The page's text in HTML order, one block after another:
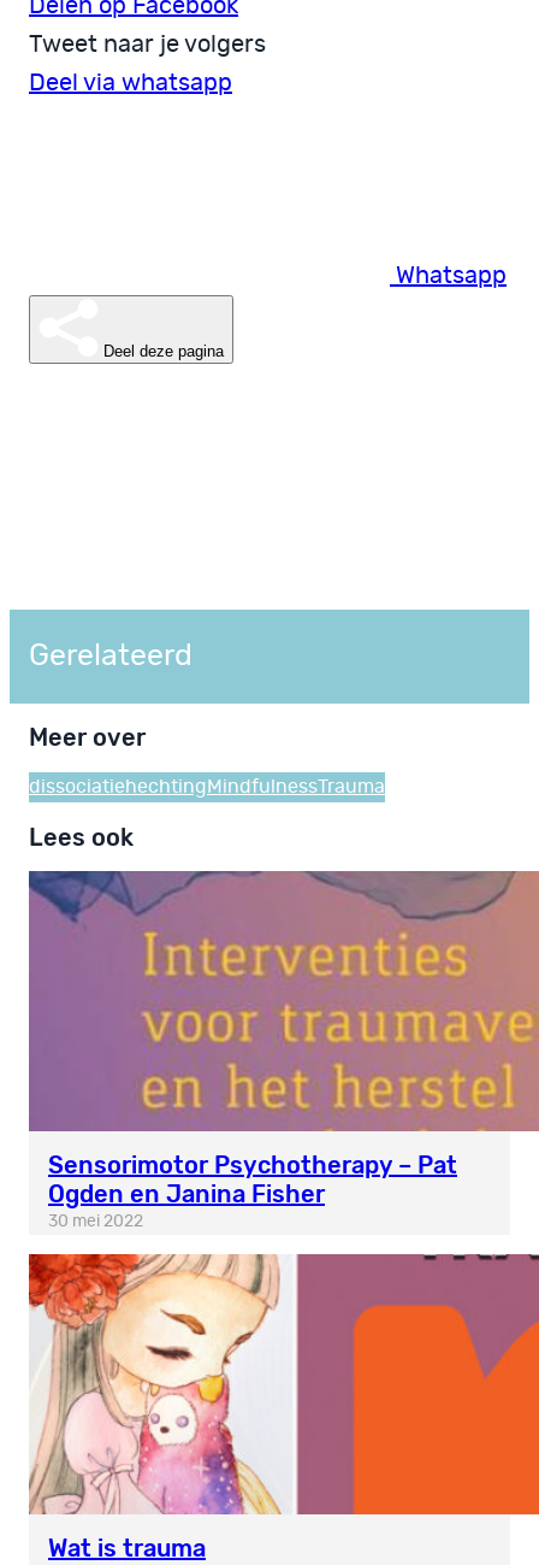
Delen op Facebook
Tweet naar je volgers
Deel via whatsapp
Whatsapp
Deel deze pagina
Gerelateerd
Meer over
dissociatiehechting MindfulnessTrauma
Lees ook
Sensorimotor Psychotherapy – Pat
Ogden en Janina Fisher
30 mei 2022
Wat is trauma